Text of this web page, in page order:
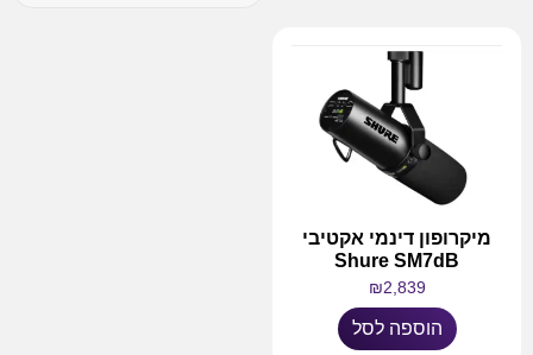
מיקרופון דינמי אקטיבי
Shure SM7dB
₪2,839
הוספה לסל